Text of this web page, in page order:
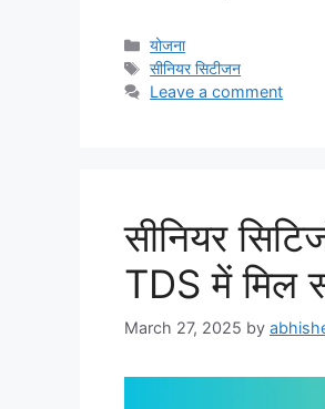
Categories
योजना
Tags
सीनियर सिटीजन
Leave a comment
सीनियर
TDS में मिल
March 27, 2025 by